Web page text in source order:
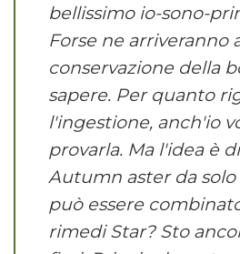
bellissimo io-sono-
Forse ne arriveranno
conservazione della
sapere. Per quanto
l'ingestione, anch'io
provarla. Ma l'idea è
Autumn aster da
può essere
rimedi Star? Sto